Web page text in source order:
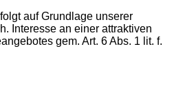
auf Grundlage unserer
Interesse an einer attraktiven
gem. Art. 6 Abs. 1 lit. f.